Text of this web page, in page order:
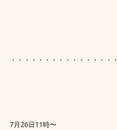
・・・・・・・・・・・・・・・・
7月26日11時〜